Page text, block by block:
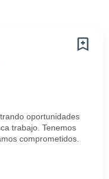
oportunidades
trabajo. Tenemos
comprometidos.